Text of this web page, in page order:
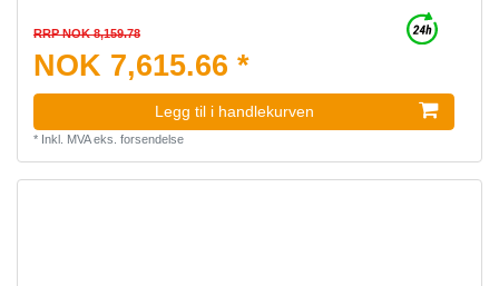
RRP NOK 8,159.78
NOK 7,615.66 *
Legg til i handlekurven
* Inkl. MVAeks. forsendelse